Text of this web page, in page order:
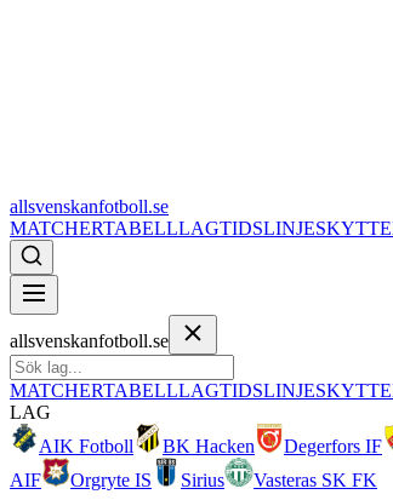
allsvenskanfotboll.se
MATCHERTABELLLAGTIDSLINJE
allsvenskanfotboll.se
MATCHERTABELLLAGTIDSLINJE
LAG
AIK Fotboll
BK Hacken Degerfors IF
AIF
Orgryte IS Sirius
Vasteras SK FK